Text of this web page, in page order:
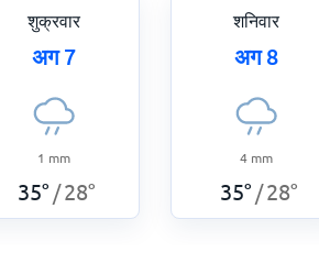
शुक्रवार
अग 7
1 mm
35° /28°
शनिवार
अग 8
4 mm
35° /28°